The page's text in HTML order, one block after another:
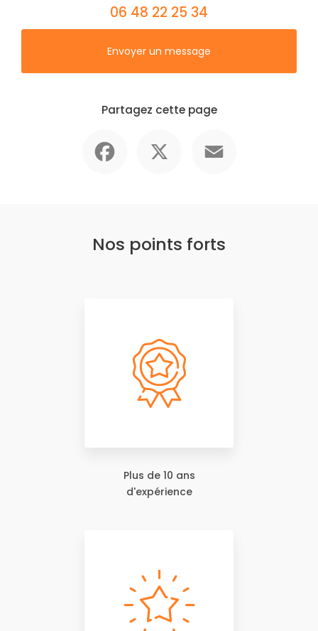
06 48 22 25 34
Envoyer un message
Partagez cette page
Nos points forts
Plus de 10 ans
d'expérience